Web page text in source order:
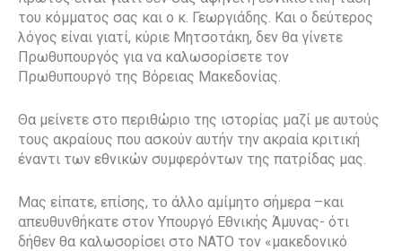
του κόμματος σας και ο κ. Γεωργιάδης. Και ο δεύτερος
λόγος είναι γιατί, κύριε Μητσοτάκη, δεν θα γίνετε
Πρωθυπουργός για να καλωσορίσετε τον
Πρωθυπουργό της Βόρειας Μακεδονίας.
Θα μείνετε στο περιθώριο της ιστορίας μαζί με αυτούς
τους ακραίους που ασκούν αυτήν την ακραία κριτική
έναντι των εθνικών συμφερόντων της πατρίδας μας.
Μας είπατε, επίσης, το άλλο αμίμητο σήμερα –και
απευθυνθήκατε στον Υπουργό Εθνικής Άμυνας- ότι
δήθεν θα καλωσορίσει στο ΝΑΤΟ τον «μακεδονικό